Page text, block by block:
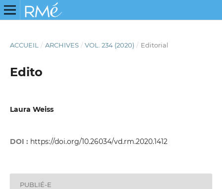
ACCUEIL / ARCHIVES / VOL. 234 (2020) / Editorial
Edito
Laura Weiss
DOI : https://doi.org/10.26034/vd.rm.2020.1412
PUBLIÉ-E